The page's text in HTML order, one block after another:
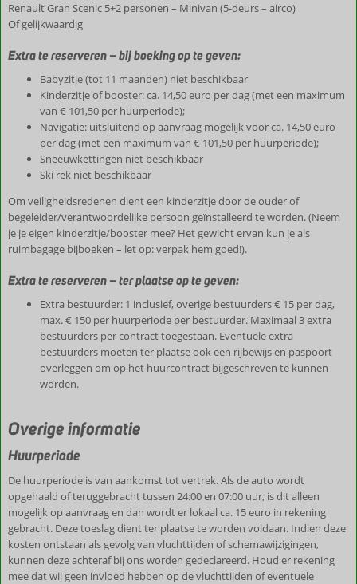
Renault Gran Scenic 5+2 personen – Minivan (5-deurs – airco)
Of gelijkwaardig
Extra te reserveren – bij boeking op te geven:
Babyzitje (tot 11 maanden) niet beschikbaar
Kinderzitje of booster: ca. 14,50 euro per dag (met een maximum
van € 101,50 per huurperiode);
Navigatie: uitsluitend op aanvraag mogelijk voor ca. 14,50 euro
per dag (met een maximum van € 101,50 per huurperiode);
Sneeuwkettingen niet beschikbaar
Ski rek niet beschikbaar
Om veiligheidsredenen dient een kinderzitje door de ouder of
begeleider/verantwoordelijke persoon geïnstalleerd te worden. (Neem
je je eigen kinderzitje/booster mee? Het gewicht ervan kun je als
ruimbagage bijboeken – let op: verpak hem goed!).
Extra te reserveren – ter plaatse op te geven:
Extra bestuurder: 1 inclusief, overige bestuurders € 15 per dag,
max. € 150 per huurperiode per bestuurder. Maximaal 3 extra
bestuurders per contract toegestaan. Eventuele extra
bestuurders moeten ter plaatse ook een rijbewijs en paspoort
overleggen om op het huurcontract bijgeschreven te kunnen
worden.
Overige informatie
Huurperiode
De huurperiode is van aankomst tot vertrek. Als de auto wordt
opgehaald of teruggebracht tussen 24:00 en 07:00 uur, is dit alleen
mogelijk op aanvraag en dan wordt er lokaal ca. 15 euro in rekening
gebracht. Deze toeslag dient ter plaatse te worden voldaan. Indien deze
kosten ontstaan als gevolg van vluchttijden of schemawijzigingen,
kunnen deze achteraf bij ons worden gedeclareerd. Houd er rekening
mee dat wij geen invloed hebben op de vluchttijden of eventuele